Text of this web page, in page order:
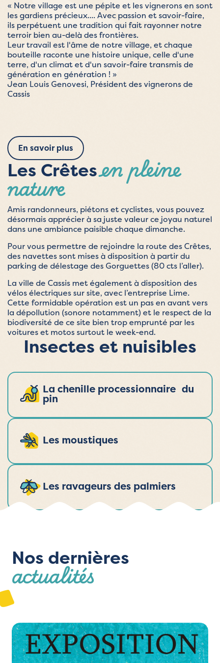
« Notre village est une pépite et les vignerons en sont
les gardiens précieux.... Avec passion et savoir-faire,
ils perpétuent une tradition qui fait rayonner notre
terroir bien au-delà des frontières.
Leur travail est l'âme de notre village, et chaque
bouteille raconte une histoire unique, celle d'une
terre, d'un climat et d'un savoir-faire transmis de
génération en génération ! »
Jean Louis Genovesi, Président des vignerons de
Cassis
En savoir plus
Les Crêtesen pleine
nature
Amis randonneurs, piétons et cyclistes, vous pouvez
désormais apprécier à sa juste valeur ce joyau naturel
dans une ambiance paisible chaque dimanche.
Pour vous permettre de rejoindre la route des Crêtes,
des navettes sont mises à disposition à partir du
parking de délestage des Gorguettes (80 cts l’aller).
La ville de Cassis met également à disposition des
vélos électriques sur site, avec l’entreprise Lime.
Cette formidable opération est un pas en avant vers
la dépollution (sonore notamment) et le respect de la
biodiversité de ce site bien trop emprunté par les
voitures et motos surtout le week-end.
Insectes et nuisibles
La chenille processionnaire du
pin
Les moustiques
Les ravageurs des palmiers
Nos dernières
actualités